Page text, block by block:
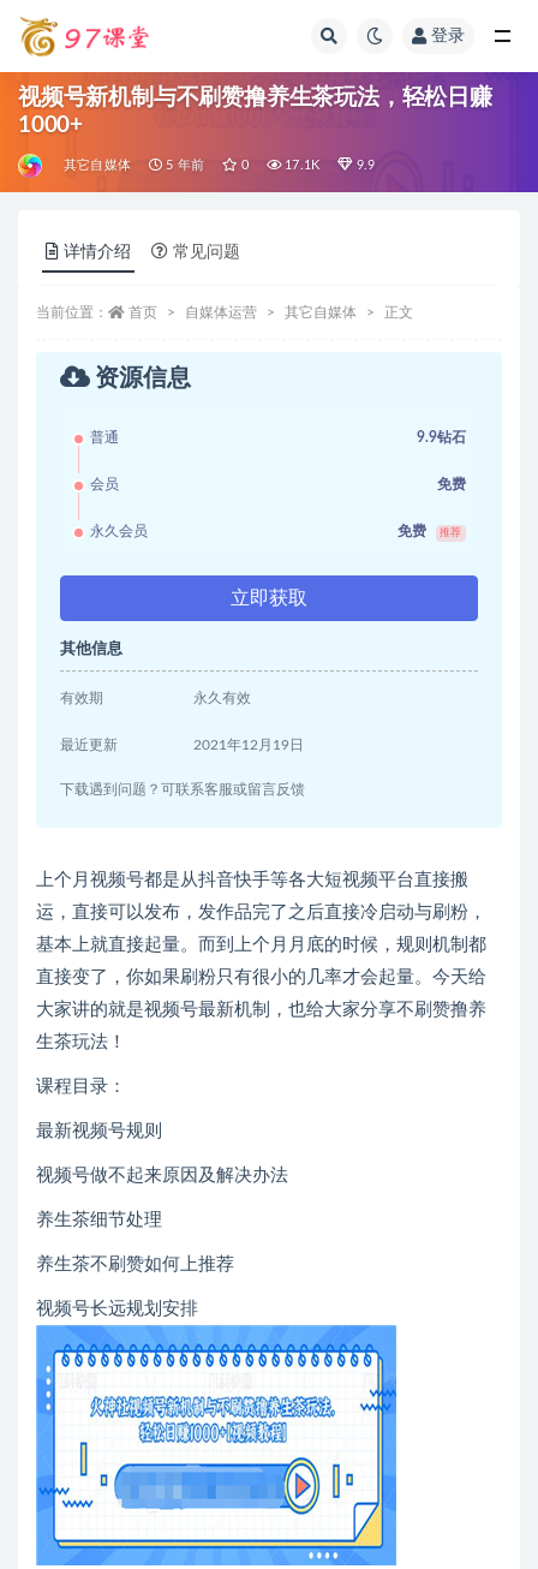
登录
视频号新机制与不刷赞撸养生茶玩法，轻松日赚
1000+
其它自媒体 5 年前 0 17.1K 9.9
详情介绍 常见问题
当前位置： 首页 自媒体运营 其它自媒体 正文
资源信息
普通 9.9钻石
会员 免费
永久会员 免费 推荐
立即获取
其他信息
有效期 永久有效
最近更新 2021年12月19日
下载遇到问题？可联系客服或留言反馈
上个月视频号都是从抖音快手等各大短视频平台直接搬
运，直接可以发布，发作品完了之后直接冷启动与刷粉，
基本上就直接起量。而到上个月月底的时候，规则机制都
直接变了，你如果刷粉只有很小的几率才会起量。今天给
大家讲的就是视频号最新机制，也给大家分享不刷赞撸养
生茶玩法！
课程目录：
最新视频号规则
视频号做不起来原因及解决办法
养生茶细节处理
养生茶不刷赞如何上推荐
视频号长远规划安排